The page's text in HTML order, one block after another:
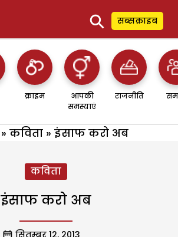
⚲ सब्सक्राइब
क्राइम
आपकी
समस्याएं
राजनीति
» कविता » इंसाफ करो अब
कविता
इंसाफ करो अब
सितम्बर 12, 2013